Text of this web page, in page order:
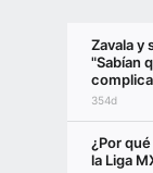
Zavala y
"Sabían
354d
¿Por
la Liga